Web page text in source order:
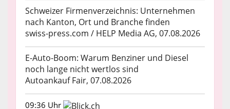
Schweizer Firmenverzeichnis: Unternehmen
nach Kanton, Ort und Branche finden
swiss-press.com / HELP Media AG, 07.08.2026
E-Auto-Boom: Warum Benziner und Diesel
noch lange nicht wertlos sind
Autoankauf Fair, 07.08.2026
09:36 Uhr